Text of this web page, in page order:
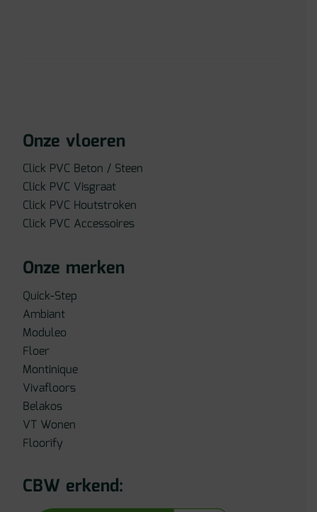
Onze vloeren
Click PVC Beton / Steen
Click PVC Visgraat
Click PVC Houtstroken
Click PVC Accessoires
Onze merken
Quick-Step
Ambiant
Moduleo
Floer
Montinique
Vivafloors
Belakos
VT Wonen
Floorify
CBW erkend: